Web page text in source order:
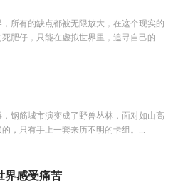
所有的缺点都被无限放大，在这个现实的
肥仔，只能在虚拟世界里，追寻自己的
钢筋城市演变成了野兽丛林，面对如山高
，只有手上一套来历不明的卡组。...
界感受痛苦